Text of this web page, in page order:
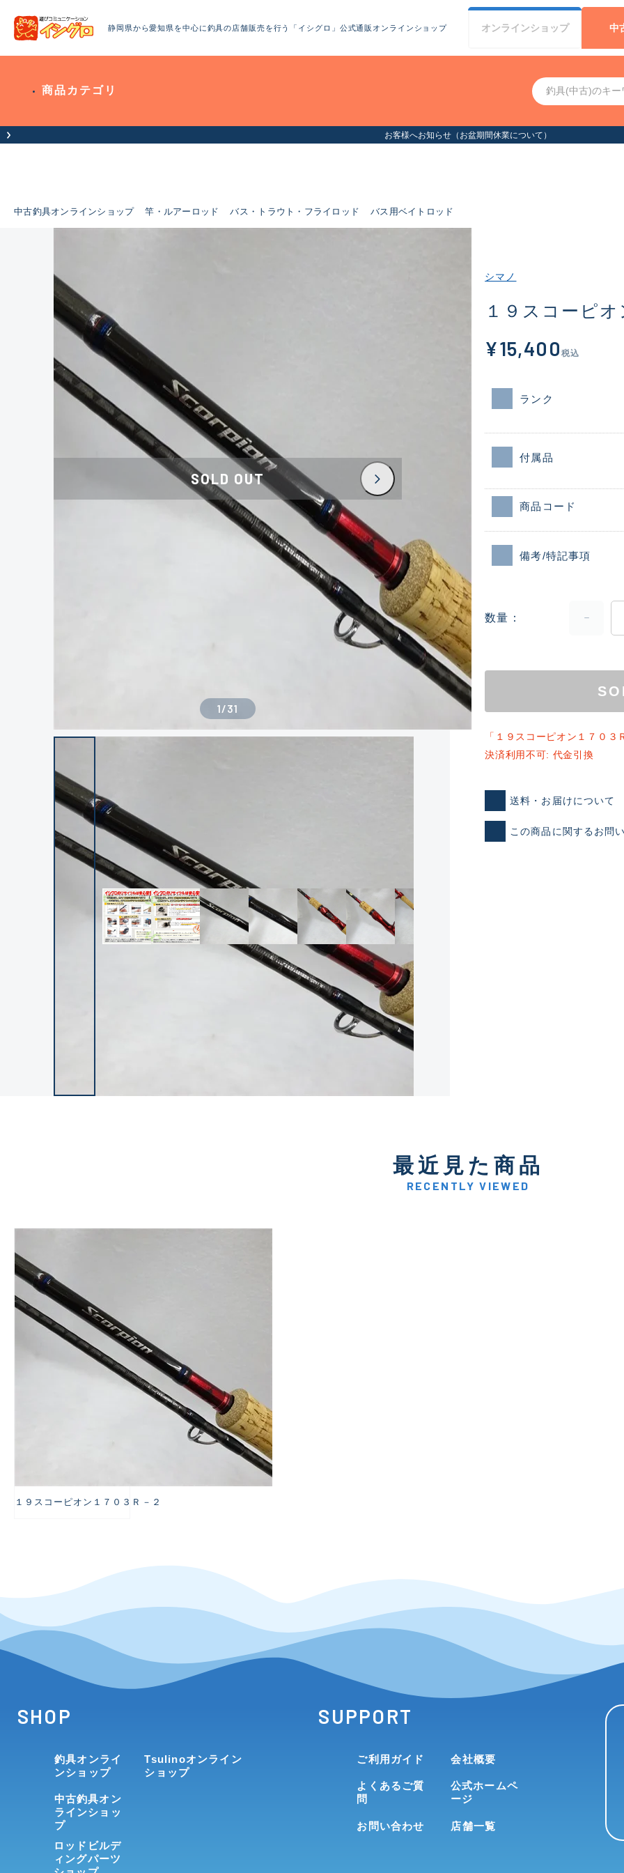
静岡県から愛知県を中心に釣具の店舗販売を行う「イシグロ」公式通販オンラインショップ オンラインショップ 中
商品カテゴリ
お客様へお知らせ（お盆期間休業について）
中古釣具オンラインショップ 竿・ルアーロッド バス・トラウト・フライロッド バス用ベイトロッド
新古品（メーカー問屋から
C-
い品
SOLD OUT
1/31
シマノ
１９スコーピ
¥15,400 税込
ランク
付属品
商品コード
備考/特記事項
数量
「１９スコーピオン１７０３
決済利用不可: 代金引換
送料・お届けについて
この商品に関するお問
最近見た商品
RECENTLY VIEWED
１９スコーピオン１７０３Ｒ－２
SHOP
釣具オンライ
ンショップ
中古釣具オン
ラインショッ
プ
ロッドビルデ
ィングパーツ
Tsulinoオンライン
ショップ
SUPPORT
ご利用ガイド
よくあるご質
問
お問い合わせ
会社概要
公式ホームペ
ージ
店舗一覧